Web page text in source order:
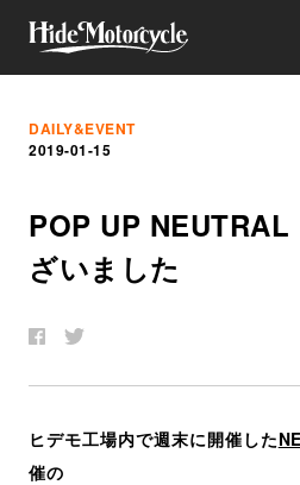
DAILY&EVENT
2019-01-15
POP UP NEUTRAL
ざいま した
ヒデモ工場内で週末に開催した
催の